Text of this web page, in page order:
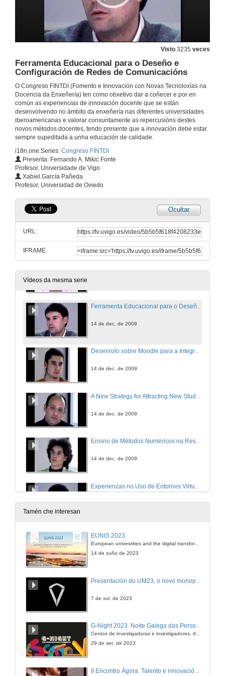
Visto 3235 veces
Ferramenta Educacional para o Deseño e
Configuración de Redes de Comunicacións
O Congreso FINTDI (Fomento e Innovación con Novas Tecnoloxías na
Docencia da Enxeñería) ten como obxetivo dar a coñecer e por en
común as experiencias de innovación docente que se están
desenvolvendo no ámbito da enxeñería nas diferentes universidades
iberoamericanas e valorar conxuntamente as repercusións destes
novos métodos docentes, tendo presente que a innovación debe estar
sempre supeditada a unha educación de calidade.
i18n.one.Series: Congreso FINTDI
Presenta: Fernando A. Mikic Fonte
Profesor, Universidade de Vigo
Xabiel García Pañeda
Profesor, Universidad de Oviedo
Ocultar
URL:
IFRAME:
Vídeos da mesma serie
14 de dec. de 2009
14 de dec. de 2009
e-Liza: Componente Moodle para a Autoavaliación Interactiva de Coñecementos
14 de dec. de 2009
Conceitos, Métodos e Procedimentos na Medição: uma Solução Inovadora
14 de dec. de 2009
Aplicacións Educativas en Software Libre para Universidades Latinoamericanas - Distribución Linux LULA para Universidades Latinoamericanas
14 de dec. de 2009
Desenrolo sobre Moodle para a Integración de Contidos na Docencia da Informática
14 de dec. de 2009
14 de dec. de 2009
Ensino de Métodos Numéricos na Resolução de Equações Diferenciais Recorrendo a um Software de Conforto Térmico, num Curso de Engenharia
14 de dec. de 2009
14 de dec. de 2009
Tamén che interesan
EUNIS 2023
European univesrities and the digital transformation: challenges and opportunities ahead
14 de xuño de 2023
7 de xul. de 2023
G-Night 2023. Noite Galega das Persoas Investigadoras. Conciencias creativas
29 de set. de 2023